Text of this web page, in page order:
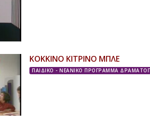
ΚΟΚΚΙΝΟ ΚΙΤΡΙΝΟ ΜΠΛΕ
ΠΑΙΔΙΚΟ - ΝΕΑΝΙΚΟ ΠΡΟΓΡΑΜΜΑ